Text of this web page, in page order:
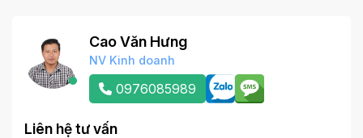
Cao Văn Hưng
NV Kinh doanh
0976085989
Liên hệ tư vấn